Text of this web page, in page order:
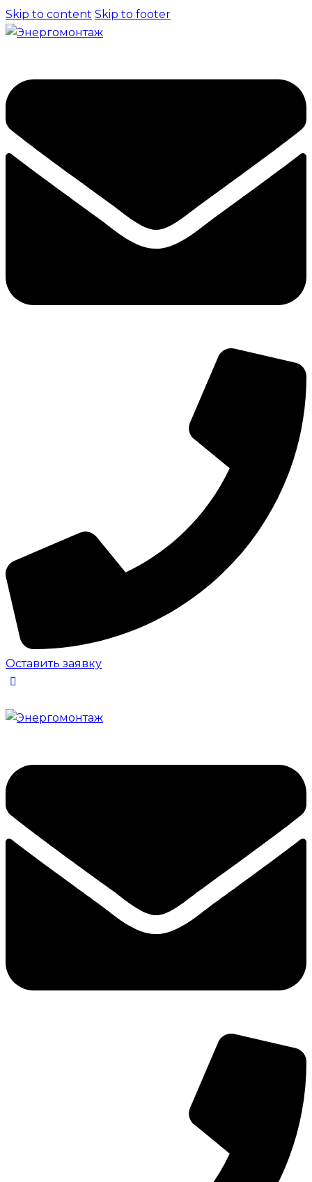
Skip to content Skip to footer
Оставить заявку